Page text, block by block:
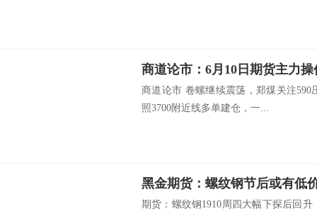
商道论市：6月10日期货主力操
商道论市 卷螺继续震荡，郑煤关注
照3700附近线多单建仓，一...
黑金期货：螺纹钢节后或有低
期货：螺纹钢1910周四大幅下探后回升